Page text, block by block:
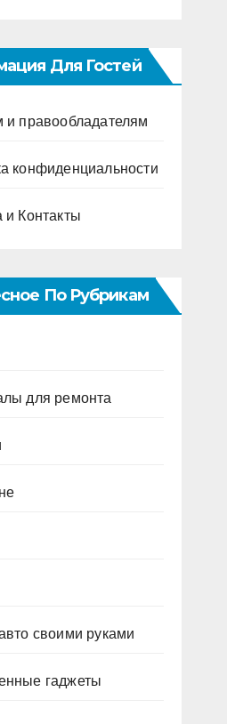
Для Гостей
и правообладателям
конфиденциальности
и Контакты
По Рубрикам
для ремонта
своими руками
гаджеты